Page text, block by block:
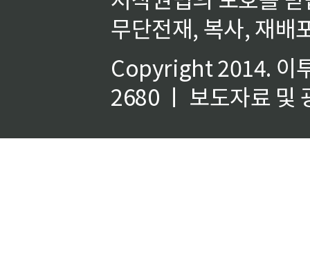
무단전재, 복사, 재배
Copyright 2014. 이
2680 ㅣ 보도자료